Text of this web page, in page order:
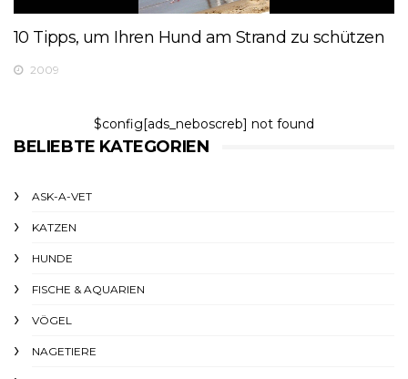
10 Tipps, um Ihren Hund am Strand zu schützen
2009
$config[ads_neboscreb] not found
BELIEBTE KATEGORIEN
ASK-A-VET
KATZEN
HUNDE
FISCHE & AQUARIEN
VÖGEL
NAGETIERE